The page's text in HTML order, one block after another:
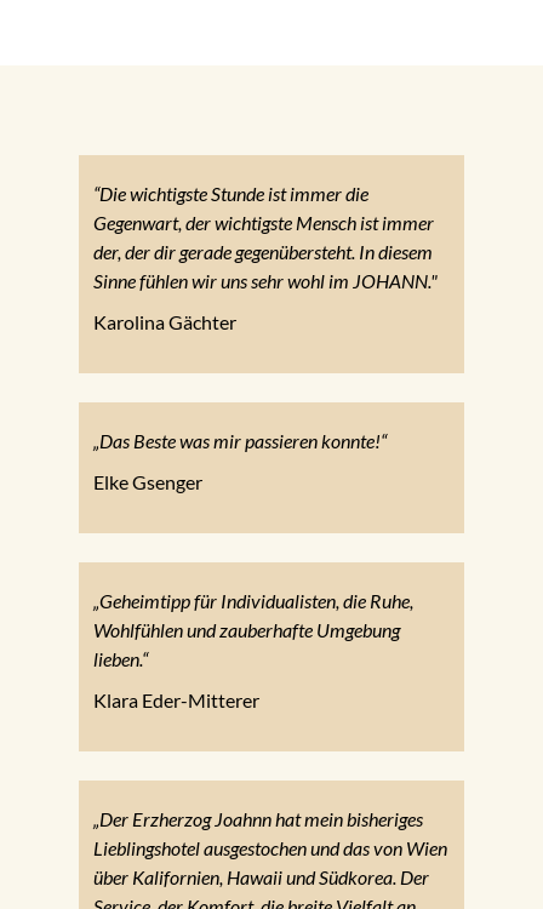
“Die wichtigste Stunde ist immer die
Gegenwart, der wichtigste Mensch ist immer
der, der dir gerade gegenübersteht. In diesem
Sinne fühlen wir uns sehr wohl im JOHANN."
Karolina Gächter
„Das Beste was mir passieren konnte!“
Elke Gsenger
„Geheimtipp für Individualisten, die Ruhe,
Wohlfühlen und zauberhafte Umgebung
lieben.“
Klara Eder-Mitterer
„Der Erzherzog Joahnn hat mein bisheriges
Lieblingshotel ausgestochen und das von Wien
über Kalifornien, Hawaii und Südkorea. Der